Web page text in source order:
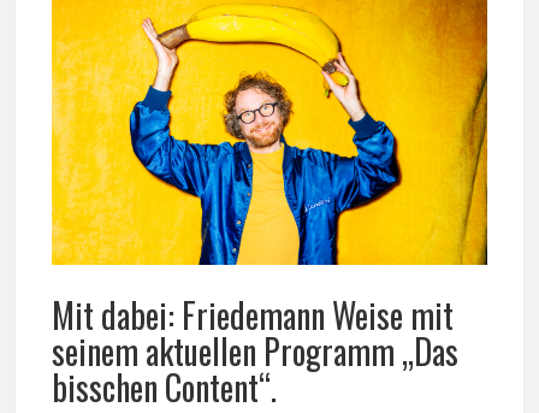
Mit dabei: Friedemann Weise mit
seinem aktuellen Programm „Das
bisschen Content“.